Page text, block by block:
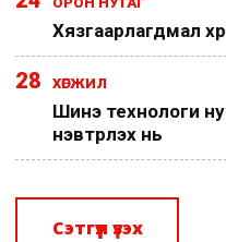
Хязгаарлагдмал
28 ХӨГЖИЛ
Шинэ технологи
нэвтрүүлэх нь
Сэтгүүл үзэх